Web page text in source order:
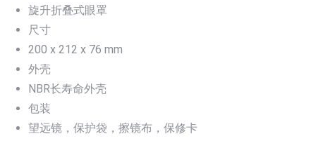
旋升折叠式眼罩
尺寸
200 x 212 x 76 mm
外壳
NBR长寿命外壳
包装
望远镜，保护袋，擦镜布，保修卡